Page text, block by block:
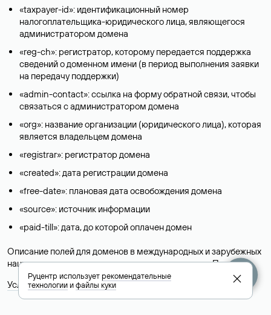
«taxpayer-id»: идентификационный номер
налогоплательщика-юридического лица, являющегося
администратором домена
«reg-ch»: регистратор, которому передается поддержка
сведений о доменном имени (в период выполнения заявки
на передачу поддержки)
«admin-contact»: ссылка на форму обратной связи, чтобы
связаться с администратором домена
«org»: название организации (юридического лица), которая
является владельцем домена
«registrar»: регистратор домена
«created»: дата регистрации домена
«free-date»: плановая дата освобождения домена
«source»: источник информации
«paid-till»: дата, до которой оплачен домен
Описание полей для доменов в международных и зарубежных
национальных доменах представлены в разделе «Помощь».
Условия использования Whois-сервиса
Руцентр используетрекомендательные
технологииифайлы куки